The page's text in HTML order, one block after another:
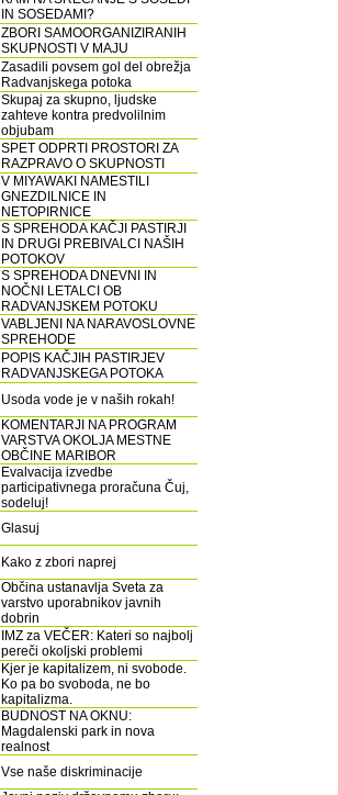
IN SOSEDAMI?
ZBORI SAMOORGANIZIRANIH
SKUPNOSTI V MAJU
Zasadili povsem gol del obrežja
Radvanjskega potoka
Skupaj za skupno, ljudske
zahteve kontra predvolilnim
objubam
SPET ODPRTI PROSTORI ZA
RAZPRAVO O SKUPNOSTI
V MIYAWAKI NAMESTILI
GNEZDILNICE IN
NETOPIRNICE
S SPREHODA KAČJI PASTIRJI
IN DRUGI PREBIVALCI NAŠIH
POTOKOV
S SPREHODA DNEVNI IN
NOČNI LETALCI OB
RADVANJSKEM POTOKU
VABLJENI NA NARAVOSLOVNE
SPREHODE
POPIS KAČJIH PASTIRJEV
RADVANJSKEGA POTOKA
Usoda vode je v naših rokah!
KOMENTARJI NA PROGRAM
VARSTVA OKOLJA MESTNE
OBČINE MARIBOR
Evalvacija izvedbe
participativnega proračuna Čuj,
sodeluj!
Glasuj
Kako z zbori naprej
Občina ustanavlja Sveta za
varstvo uporabnikov javnih
dobrin
IMZ za VEČER: Kateri so najbolj
pereči okoljski problemi
Kjer je kapitalizem, ni svobode.
Ko pa bo svoboda, ne bo
kapitalizma.
BUDNOST NA OKNU:
Magdalenski park in nova
realnost
Vse naše diskriminacije